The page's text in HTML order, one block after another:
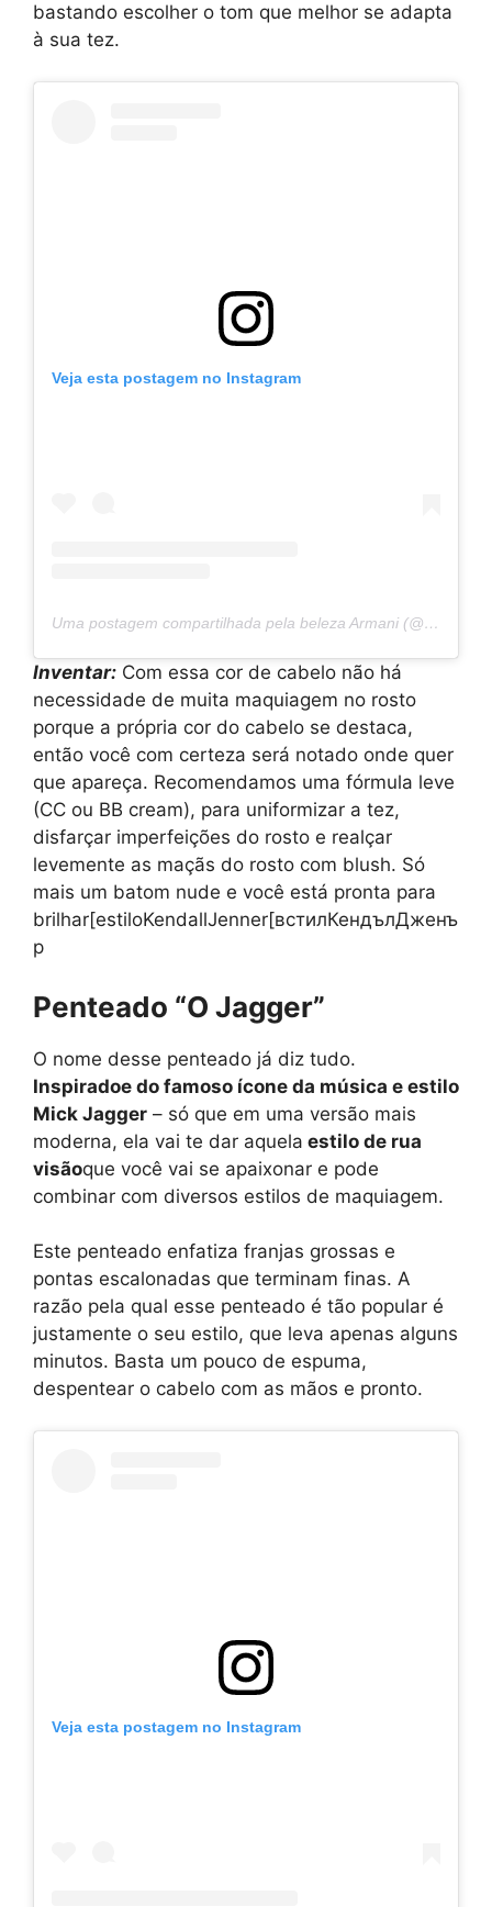
bastando escolher o tom que melhor se adapta
à sua tez.
Veja esta postagem no Instagram
Uma postagem compartilhada pela beleza Armani (@armanibeauty)
Inventar: Com essa cor de cabelo não há
necessidade de muita maquiagem no rosto
porque a própria cor do cabelo se destaca,
então você com certeza será notado onde quer
que apareça. Recomendamos uma fórmula leve
(CC ou BB cream), para uniformizar a tez,
disfarçar imperfeições do rosto e realçar
levemente as maçãs do rosto com blush. Só
mais um batom nude e você está pronta para
brilhar[estiloKendallJenner[встилКендълДженъ
р
Penteado “O Jagger”
O nome desse penteado já diz tudo.
Inspiradoe do famoso ícone da música e estilo
Mick Jagger – só que em uma versão mais
moderna, ela vai te dar aquela estilo de rua
visãoque você vai se apaixonar e pode
combinar com diversos estilos de maquiagem.
Este penteado enfatiza franjas grossas e
pontas escalonadas que terminam finas. A
razão pela qual esse penteado é tão popular é
justamente o seu estilo, que leva apenas alguns
minutos. Basta um pouco de espuma,
despentear o cabelo com as mãos e pronto.
Veja esta postagem no Instagram